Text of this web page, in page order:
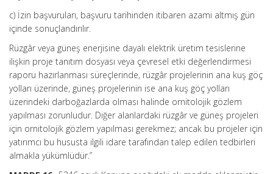
c) İzin başvuruları, başvuru tarihinden itibaren azami altmış gün
içinde sonuçlandırılır.
Rüzgâr veya güneş enerjisine dayalı elektrik üretim tesislerine
ilişkin proje tanıtım dosyası veya çevresel etki değerlendirmesi
raporu hazırlanması süreçlerinde, rüzgâr projelerinin ana kuş göç
yolları üzerinde, güneş projelerinin ise ana kuş göç yolları
üzerindeki darboğazlarda olması halinde ornitolojik gözlem
yapılması zorunludur. Diğer alanlardaki rüzgâr ve güneş projeleri
için ornitolojik gözlem yapılması gerekmez; ancak bu projeler için
yatırımcı bu hususta ilgili idare tarafından talep edilen tedbirleri
almakla yükümlüdür.”